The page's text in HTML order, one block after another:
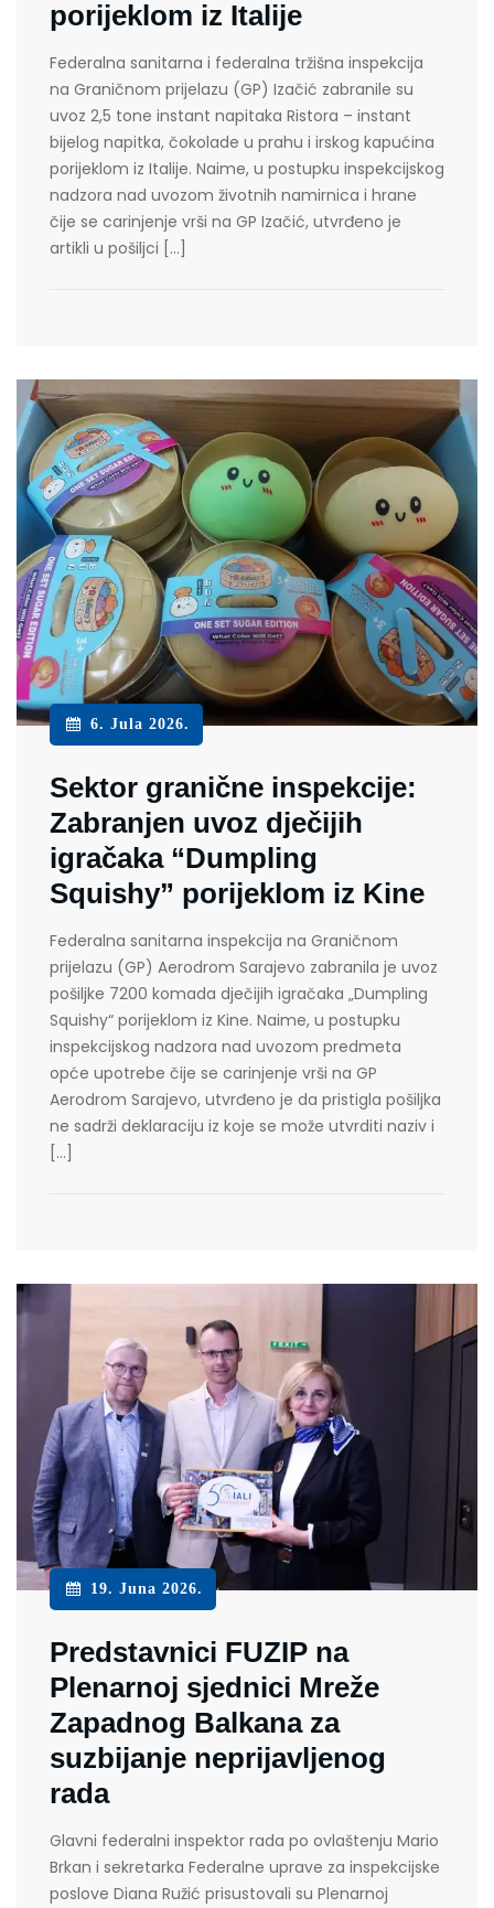
porijeklom iz Italije
Federalna sanitarna i federalna tržišna inspekcija
na Graničnom prijelazu (GP) Izačić zabranile su
uvoz 2,5 tone instant napitaka Ristora – instant
bijelog napitka, čokolade u prahu i irskog kapućina
porijeklom iz Italije. Naime, u postupku inspekcijskog
nadzora nad uvozom životnih namirnica i hrane
čije se carinjenje vrši na GP Izačić, utvrđeno je
artikli u pošiljci […]
6. Jula 2026.
Sektor granične inspekcije:
Zabranjen uvoz dječijih
igračaka “Dumpling
Squishy” porijeklom iz Kine
Federalna sanitarna inspekcija na Graničnom
prijelazu (GP) Aerodrom Sarajevo zabranila je uvoz
pošiljke 7200 komada dječijih igračaka „Dumpling
Squishy“ porijeklom iz Kine. Naime, u postupku
inspekcijskog nadzora nad uvozom predmeta
opće upotrebe čije se carinjenje vrši na GP
Aerodrom Sarajevo, utvrđeno je da pristigla pošiljka
ne sadrži deklaraciju iz koje se može utvrditi naziv i
[…]
19. Juna 2026.
Predstavnici FUZIP na
Plenarnoj sjednici Mreže
Zapadnog Balkana za
suzbijanje neprijavljenog
rada
Glavni federalni inspektor rada po ovlaštenju Mario
Brkan i sekretarka Federalne uprave za inspekcijske
poslove Diana Ružić prisustovali su Plenarnoj